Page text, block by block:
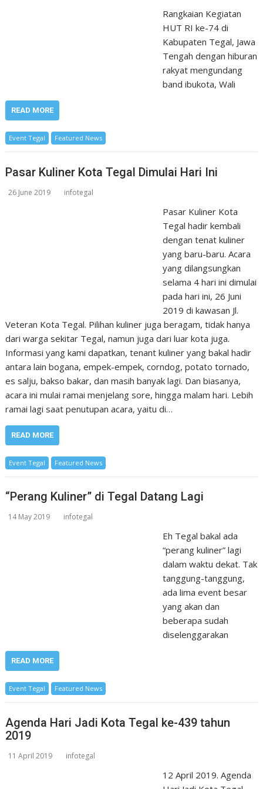
Rangkaian Kegiatan
HUT RI ke-74 di
Kabupaten Tegal, Jawa
Tengah dengan hiburan
rakyat mengundang
band ibukota, Wali
READ MORE
Event Tegal Featured News
Pasar Kuliner Kota Tegal Dimulai Hari Ini
26 June 2019 infotegal
Pasar Kuliner Kota
Tegal hadir kembali
dengan tenat kuliner
yang baru-baru. Acara
yang dilangsungkan
selama 4 hari ini dimulai
pada hari ini, 26 Juni
2019 di kawasan Jl.
Veteran Kota Tegal. Pilihan kuliner juga beragam, tidak hanya
dari warga sekitar Tegal, namun juga dari luar kota juga.
Informasi yang kami dapatkan, tenant kuliner yang bakal hadir
antara lain bogana, empek-empek, corndog, potato tornado,
es salju, bakso bakar, dan masih banyak lagi. Dan biasanya,
acara ini mulai ramai menjelang sore, hingga malam hari. Lebih
ramai lagi saat penutupan acara, yaitu di…
READ MORE
Event Tegal Featured News
“Perang Kuliner” di Tegal Datang Lagi
14 May 2019 infotegal
Eh Tegal bakal ada
“perang kuliner” lagi
dalam waktu dekat. Tak
tanggung-tanggung,
ada lima event besar
yang akan dan
beberapa sudah
diselenggarakan
READ MORE
Event Tegal Featured News
Agenda Hari Jadi Kota Tegal ke-439 tahun
2019
11 April 2019 infotegal
12 April 2019. Agenda